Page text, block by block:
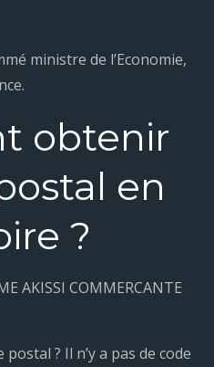
ministre de l’Economie,
obtenir
en
?
AKISSI COMMERCANTE
? Il n’y a pas de code